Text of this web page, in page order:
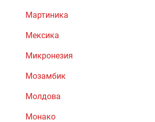
Мартиника
Мексика
Микронезия
Мозамбик
Молдова
Монако